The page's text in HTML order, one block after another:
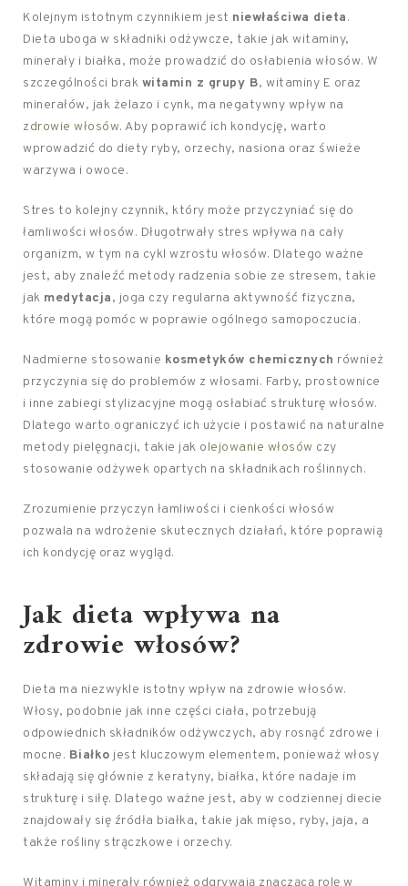
Kolejnym istotnym czynnikiem jest niewłaściwa dieta.
Dieta uboga w składniki odżywcze, takie jak witaminy,
minerały i białka, może prowadzić do osłabienia włosów. W
szczególności brak witamin z grupy B, witaminy E oraz
minerałów, jak żelazo i cynk, ma negatywny wpływ na
zdrowie włosów. Aby poprawić ich kondycję, warto
wprowadzić do diety ryby, orzechy, nasiona oraz świeże
warzywa i owoce.
Stres to kolejny czynnik, który może przyczyniać się do
łamliwości włosów. Długotrwały stres wpływa na cały
organizm, w tym na cykl wzrostu włosów. Dlatego ważne
jest, aby znaleźć metody radzenia sobie ze stresem, takie
jak medytacja, joga czy regularna aktywność fizyczna,
które mogą pomóc w poprawie ogólnego samopoczucia.
Nadmierne stosowanie kosmetyków chemicznych również
przyczynia się do problemów z włosami. Farby, prostownice
i inne zabiegi stylizacyjne mogą osłabiać strukturę włosów.
Dlatego warto ograniczyć ich użycie i postawić na naturalne
metody pielęgnacji, takie jak olejowanie włosów czy
stosowanie odżywek opartych na składnikach roślinnych.
Zrozumienie przyczyn łamliwości i cienkości włosów
pozwala na wdrożenie skutecznych działań, które poprawią
ich kondycję oraz wygląd.
Jak dieta wpływa na
zdrowie włosów?
Dieta ma niezwykle istotny wpływ na zdrowie włosów.
Włosy, podobnie jak inne części ciała, potrzebują
odpowiednich składników odżywczych, aby rosnąć zdrowe i
mocne. Białko jest kluczowym elementem, ponieważ włosy
składają się głównie z keratyny, białka, które nadaje im
strukturę i siłę. Dlatego ważne jest, aby w codziennej diecie
znajdowały się źródła białka, takie jak mięso, ryby, jaja, a
także rośliny strączkowe i orzechy.
Witaminy i minerały również odgrywają znaczącą rolę w